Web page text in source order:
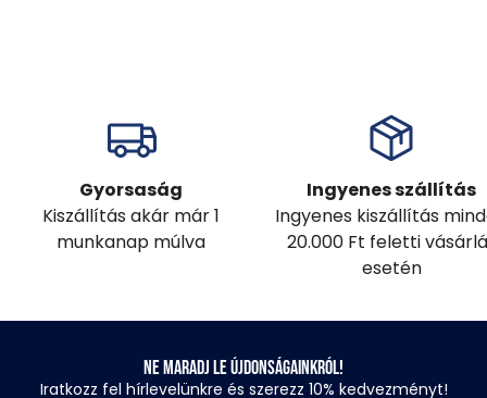
Gyorsaság
Kiszállítás akár már 1
munkanap múlva
Ingyenes szállítás
Ingyenes kiszállítás
20.000 Ft feletti
esetén
Ne maradj le újdonságainkról!
Iratkozz fel hírlevelünkre és szerezz 10% kedvezményt!